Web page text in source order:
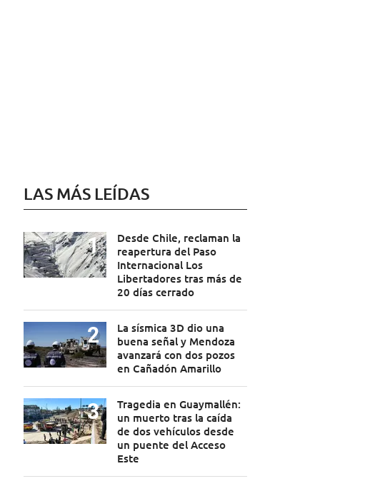
LAS MÁS LEÍDAS
Desde Chile, reclaman la
reapertura del Paso
Internacional Los
Libertadores tras más de
20 días cerrado
La sísmica 3D dio una
buena señal y Mendoza
avanzará con dos pozos
en Cañadón Amarillo
Tragedia en Guaymallén:
un muerto tras la caída
de dos vehículos desde
un puente del Acceso
Este